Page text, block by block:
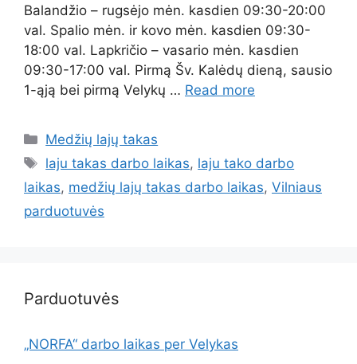
Balandžio – rugsėjo mėn. kasdien 09:30-20:00
val. Spalio mėn. ir kovo mėn. kasdien 09:30-
18:00 val. Lapkričio – vasario mėn. kasdien
09:30-17:00 val. Pirmą Šv. Kalėdų dieną, sausio
1-ąją bei pirmą Velykų … Read more
Medžių lajų takas
laju takas darbo laikas, laju tako darbo
laikas, medžių lajų takas darbo laikas, Vilniaus
parduotuvės
Parduotuvės
„NORFA“ darbo laikas per Velykas